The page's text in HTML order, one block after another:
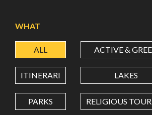
LATITUDE
LONGITUDE
WHAT
ALL ACTIVE &
ITINERARI LAKES
PARKS RELIGIOUS